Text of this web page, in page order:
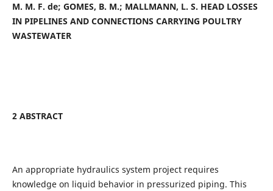
M. M. F. de; GOMES, B. M.; MALLMANN, L. S. HEAD LOSSES
IN PIPELINES AND CONNECTIONS CARRYING POULTRY
WASTEWATER
2 ABSTRACT
An appropriate hydraulics system project requires
knowledge on liquid behavior in pressurized piping. This